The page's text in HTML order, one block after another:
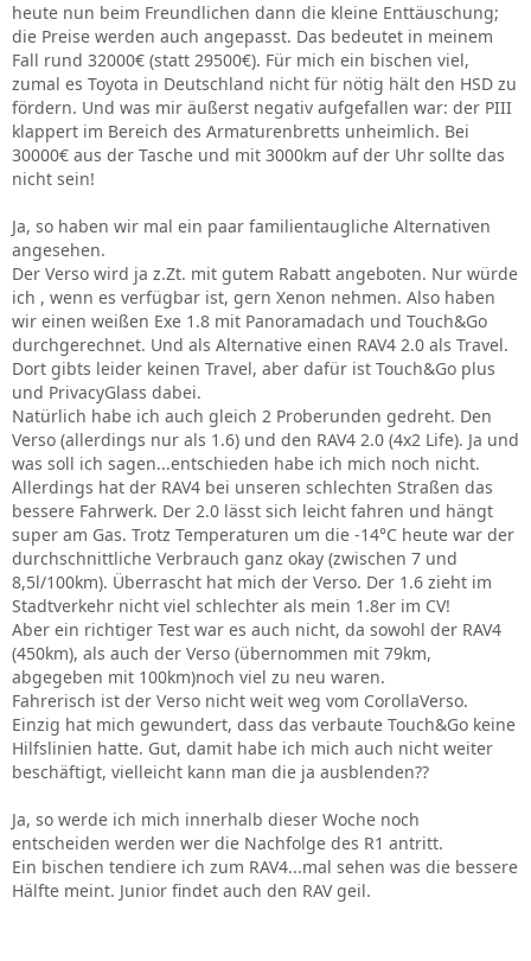
heute nun beim Freundlichen dann die kleine Enttäuschung;
die Preise werden auch angepasst. Das bedeutet in meinem
Fall rund 32000€ (statt 29500€). Für mich ein bischen viel,
zumal es Toyota in Deutschland nicht für nötig hält den HSD zu
fördern. Und was mir äußerst negativ aufgefallen war: der PIII
klappert im Bereich des Armaturenbretts unheimlich. Bei
30000€ aus der Tasche und mit 3000km auf der Uhr sollte das
nicht sein!
Ja, so haben wir mal ein paar familientaugliche Alternativen
angesehen.
Der Verso wird ja z.Zt. mit gutem Rabatt angeboten. Nur würde
ich , wenn es verfügbar ist, gern Xenon nehmen. Also haben
wir einen weißen Exe 1.8 mit Panoramadach und Touch&Go
durchgerechnet. Und als Alternative einen RAV4 2.0 als Travel.
Dort gibts leider keinen Travel, aber dafür ist Touch&Go plus
und PrivacyGlass dabei.
Natürlich habe ich auch gleich 2 Proberunden gedreht. Den
Verso (allerdings nur als 1.6) und den RAV4 2.0 (4x2 Life). Ja und
was soll ich sagen...entschieden habe ich mich noch nicht.
Allerdings hat der RAV4 bei unseren schlechten Straßen das
bessere Fahrwerk. Der 2.0 lässt sich leicht fahren und hängt
super am Gas. Trotz Temperaturen um die -14°C heute war der
durchschnittliche Verbrauch ganz okay (zwischen 7 und
8,5l/100km). Überrascht hat mich der Verso. Der 1.6 zieht im
Stadtverkehr nicht viel schlechter als mein 1.8er im CV!
Aber ein richtiger Test war es auch nicht, da sowohl der RAV4
(450km), als auch der Verso (übernommen mit 79km,
abgegeben mit 100km)noch viel zu neu waren.
Fahrerisch ist der Verso nicht weit weg vom CorollaVerso.
Einzig hat mich gewundert, dass das verbaute Touch&Go keine
Hilfslinien hatte. Gut, damit habe ich mich auch nicht weiter
beschäftigt, vielleicht kann man die ja ausblenden??
Ja, so werde ich mich innerhalb dieser Woche noch
entscheiden werden wer die Nachfolge des R1 antritt.
Ein bischen tendiere ich zum RAV4...mal sehen was die bessere
Hälfte meint. Junior findet auch den RAV geil.